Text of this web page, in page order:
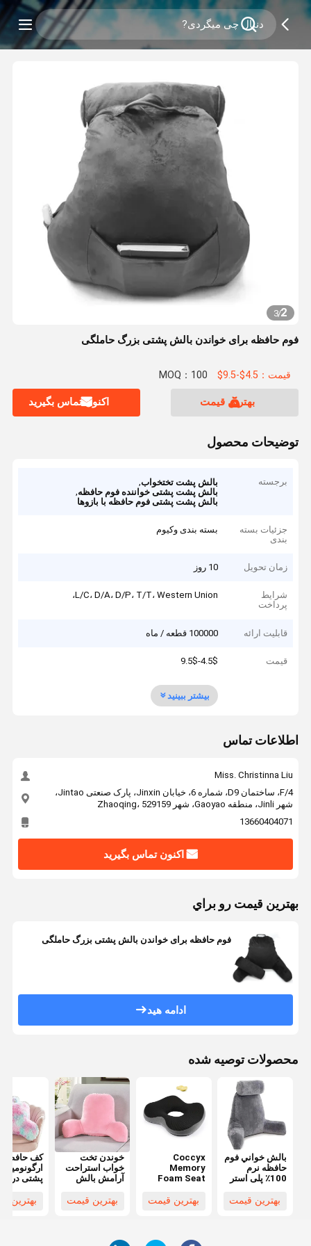
2
/
3
فوم حافظه برای خواندن بالش پشتی بزرگ حاملگی
قیمت：4.5$-9.5$ MOQ：100
بهترین قیمت اکنون تماس بگیرید
توضیحات محصول
برجسته بالش پشت تختخواب,
بالش پشت پشتی خواننده فوم حافظه,
بالش پشت پشتی فوم حافظه با بازوها
جزئیات بسته
بندی
بسته بندی وکیوم
زمان تحویل 10 روز
شرایط
پرداخت
L/C، D/A، D/P، T/T، Western Union،
قابلیت ارائه 100000 قطعه / ماه
قیمت 4.5$-9.5$
بیشتر ببینید
اطلاعات تماس
Miss. Christinna Liu
4/F، ساختمان D9، شماره 6، خیابان Jinxin، پارک صنعتی Jintao،
شهر Jinli، منطقه Gaoyao، شهر Zhaoqing، 529159
13660404071
اکنون تماس بگیرید
بهترين قيمت رو براي
فوم حافظه برای خواندن بالش پشتی بزرگ حاملگی
ادامه هید
محصولات توصیه شده
بالش خواني فوم
حافظه نرم
100٪ پلی استر
سفارشی
بهترین قیمت
Coccyx
Memory
Foam Seat
فوم ارتوپدیک
برای صندلی
بهترین قیمت
خوندن تخت
خواب استراحت
آرامش بالش
شده فوم حافظه
بالش تلویزیون
بهترین قیمت
کف حافظه
پشتی
دسته
بهترین